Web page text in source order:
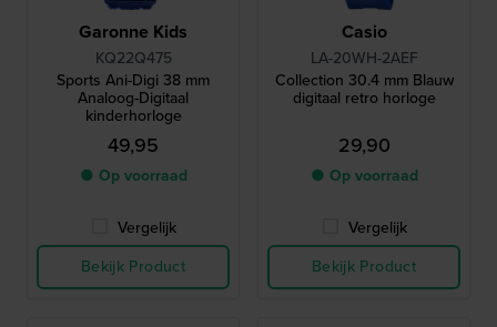
Garonne Kids
KQ22Q475
Sports Ani-Digi 38 mm
Analoog-Digitaal
kinderhorloge
49,95
● Op voorraad
Vergelijk
Bekijk Product
Casio
LA-20WH-2AEF
Collection 30.4 mm Blauw
digitaal retro horloge
29,90
● Op voorraad
Vergelijk
Bekijk Product